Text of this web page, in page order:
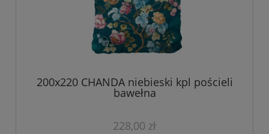
200x220 CHANDA niebieski kpl pościeli
bawełna
228,00 zł